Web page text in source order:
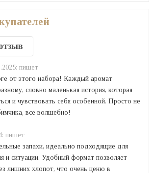
пишет
от этого набора! Каждый аромат
словно маленькая история, которая
и чувствовать себя особенной. Просто не
все волшебно!
пишет
запахи, идеально подходящие для
и ситуации. Удобный формат позволяет
лишних хлопот, что очень ценю в